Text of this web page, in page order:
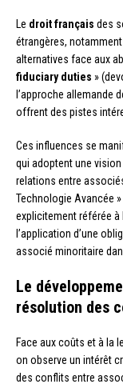
Le droit français des
étrangères,
alternatives face aux
fiduciary duties »
l’approche allemande
offrent des pistes
Ces influences se
qui adoptent une
relations entre
Technologie Avancée
explicitement référée
l’application d’une
associé minoritaire
Le
résolution des
Face aux coûts et à la
on observe un intérêt
des conflits entre